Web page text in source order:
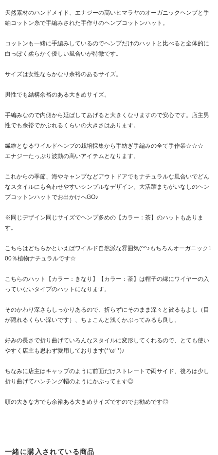
天然素材のハンドメイド、エナジーの高いヒマラヤのオーガニックヘンプと手
紬コットン糸で手編みされた手作りのヘンプコットンハット。
コットンも一緒に手編みしているのでヘンプだけのハットと比べると全体的に
白っぽく柔らかく優しい風合いが特徴です。
サイズは女性ならかなり余裕のあるサイズ。
男性でも結構余裕のある大きめサイズ。
手編みなので内側から延ばしてあげると大きくなりますので安心です。店主男
性でも余裕でかぶれるくらいの大きさはあります。
繊維となるワイルドヘンプの栽培採集から手紡ぎ手編みの全て手作業☆☆☆
エナジーたっぷり波動の高いアイテムとなります。
これからの季節、海やキャンプなどアウトドアでもナチュラルな風合いでどん
なスタイルにも合わせやすいシンプルなデザイン。大活躍まちがいなしのヘン
プコットンハットでお出かけへGO♪
※同じデザイン同じサイズでヘンプ多めの【カラー：茶】のハットもありま
す。
こちらはどちらかといえばワイルド自然派な雰囲気(^^♪もちろんオーガニック1
00％植物ナチュラルです☆
こちらのハット【カラー：きなり】【カラー：茶】は帽子の縁にワイヤーの入
っていないタイプのハットになります。
そのかわり深さもしっかりあるので、折らずにそのまま深々と被るもよし（目
が隠れるくらい深いです）、ちょこんと浅くかぶってみるも良し、
好みの長さで折り曲げていろんなスタイルに変形してくれるので、とても使い
やすく店主も思わず愛用しております(*‘ω‘ *)♪
ちなみに店主はキャップのように前面だけストレートで両サイド、後ろは少し
折り曲げてハンチング帽のようにかぶってます◎
頭の大きな方でも余裕ある大きめサイズですのでお勧めです◎
一緒に購入されている商品